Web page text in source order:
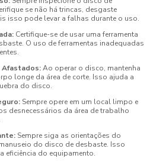
se não há trincas, desgaste
isso pode levar a falhas durante o uso.
Certifique-se de usar uma ferramenta
O uso de ferramentas inadequadas
Afastados:Ao operar o disco, mantenha
longe da área de corte. Isso ajuda a
do disco.
Sempre opere em um local limpo e
desnecessários da área de trabalho
Sempre siga as orientações do
do disco de desbaste. Isso
eficiência do equipamento.